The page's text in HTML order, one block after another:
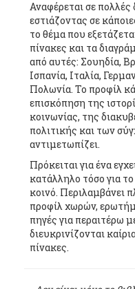
Αναφέρεται σε πολλές
εστιάζοντας σε
το θέμα που
πίνακες και τα
από αυτές: Σουηδία,
Ισπανία, Ιταλία,
Πολωνία. Το προφίλ
επισκόπηση της
κοινωνίας, της
πολιτικής και των
αντιμετωπίζει.
Πρόκειται για ένα
κατάλληλο τόσο για
κοινό. Περιλαμβάνει
προφίλ χωρών,
πηγές για περαιτέρω
διευκρινίζονται
πίνακες.